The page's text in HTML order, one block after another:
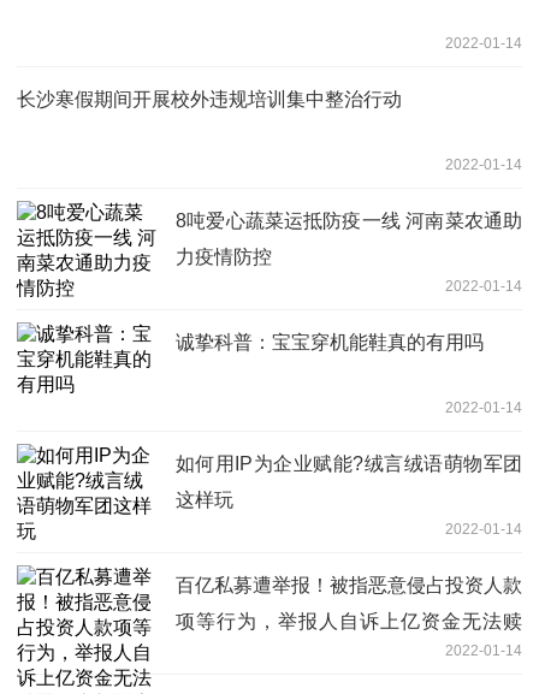
2022-01-14
长沙寒假期间开展校外违规培训集中整治行动
2022-01-14
8吨爱心蔬菜运抵防疫一线 河南菜农通助
力疫情防控
2022-01-14
诚挚科普：宝宝穿机能鞋真的有用吗
2022-01-14
如何用IP为企业赋能?绒言绒语萌物军团
这样玩
2022-01-14
百亿私募遭举报！被指恶意侵占投资人款
项等行为，举报人自诉上亿资金无法赎
2022-01-14